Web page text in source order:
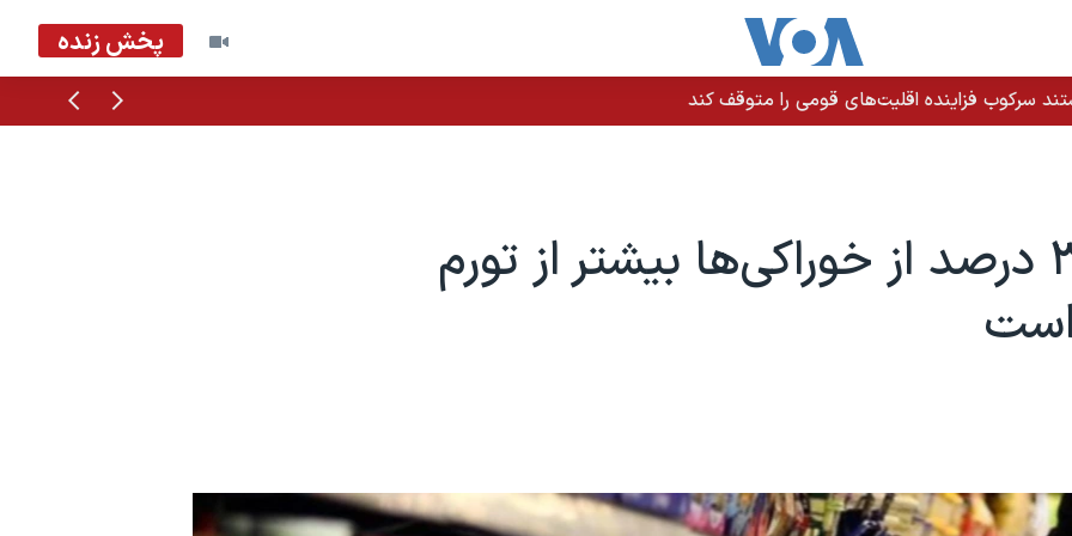
پخش زنده
قبلی سرکوب فزاینده اقلیت‌های قومی را متوقف کند
تورم ۳۸ درصد از خوراکی‌ها بیشتر از تورم
است